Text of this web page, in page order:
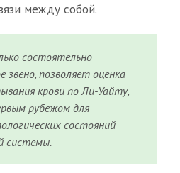
между собой.
состоятельно
звено, позволяет оценка
крови по Ли-Уайту,
рубежом для
состояний
системы.